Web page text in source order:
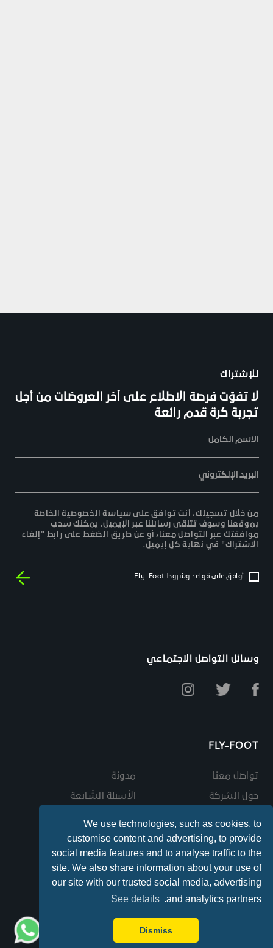
We use technologies, such as cookies, to
customise content and advertising, to provide
social media features and to analyse traffic to the
site. We also share information about your use of
our site with our trusted social media, advertising
and analytics partners.
See details
Dismiss
للإشتراك
لا تفوّت فرصة الاطلاع على آخر العروضات من أجل
تجربة كرة قدم رائعة
الاسم الكامل
البريد الإلكتروني
من خلال تسجيلك، أنت توافق على سياسة الخصوصية الخاصة
بموقعنا وسوف تتلقى رسائلنا عبر الإيميل. يمكنك سحب
موافقتك عبر التواصل معنا، أو عن طريق الضغط على رابط "إلغاء
الاشتراك" في نهاية كل إيميل.
أوافق على قواعد وشروط Fly-Foot
وسائل التواصل الاجتماعي
FLY-FOOT
تواصل معنا
حول الشركة
انضم الى فريقنا
الأحكام والشروط
مدونة
الأسئلة الشّائعة
الواقع الافتراضي
© صمم بواصة KOLAPS